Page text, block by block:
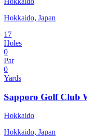
Hokkaido, Japan
17
Holes
0
Par
0
Yards
Sapporo Golf Club
Hokkaido
Hokkaido, Japan